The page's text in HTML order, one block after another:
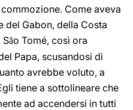
Come aveva
del Gabon, della Costa
São Tomé, così ora
Papa, scusandosi di
avrebbe voluto, a
tiene a sottolineare che
ad accendersi in tutti